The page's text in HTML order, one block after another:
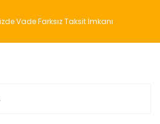
Vade Farksız Taksit İmkanı